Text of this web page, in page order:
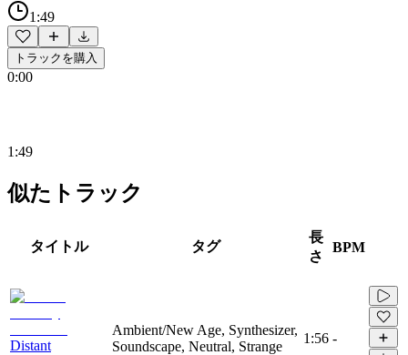
1:49
トラックを購入
0:00
1:49
似たトラック
タイトル タグ
長
さ
BPM
Distant
Ambient/New Age, Synthesizer,
Soundscape, Neutral, Strange
1:56 -